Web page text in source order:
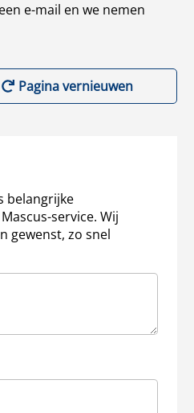
e-mail en we nemen
Pagina vernieuwen
belangrijke
service. Wij
gewenst, zo snel